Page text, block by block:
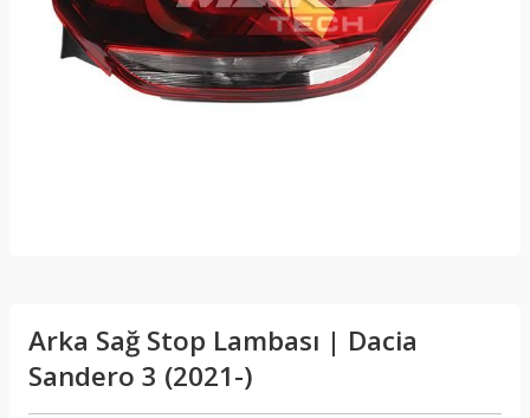
Arka Sağ Stop Lambası | Dacia
Sandero 3 (2021-)